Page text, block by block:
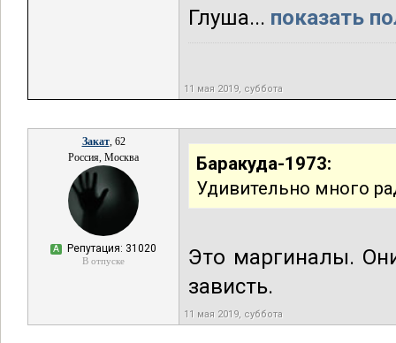
Глуша... показать
11 мая 2019, суббота
Закат, 62
Россия, Москва
А Репутация: 31020
В отпуске
Баракуда-1973:
Удивительно много
Это маргиналы.
зависть.
11 мая 2019, суббота